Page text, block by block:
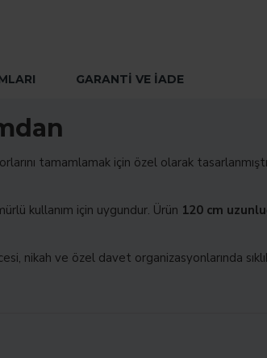
GARANTI VE İADE
tamamlamak için özel olarak
kullanım için uygundur. Ürün 120 cm
nikah ve özel davet organizasyonlarında